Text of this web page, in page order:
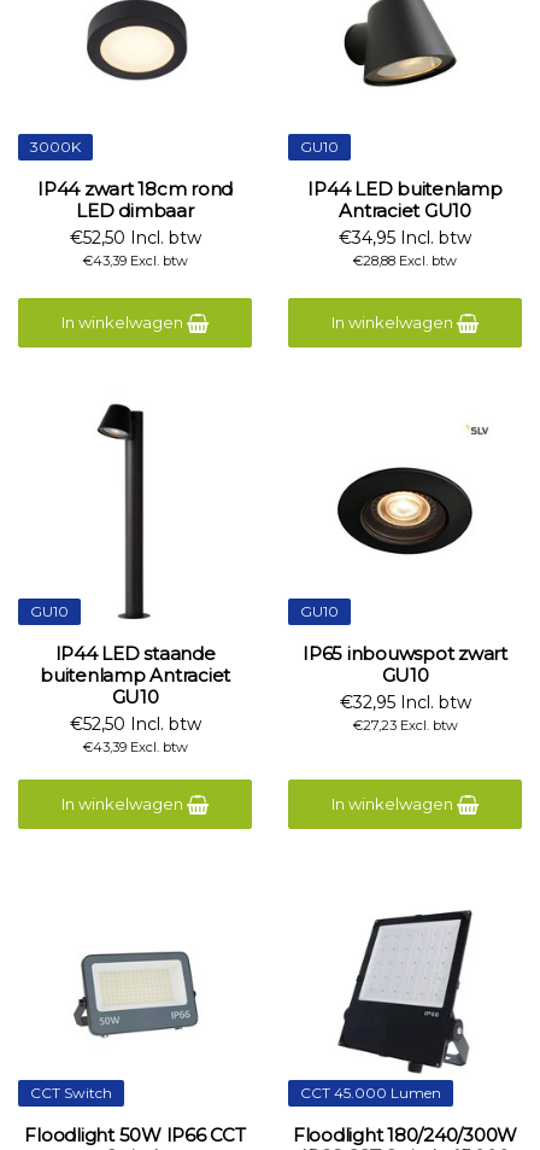
3000K
IP44 zwart 18cm rond
LED dimbaar
€52,50 Incl. btw
€43,39 Excl. btw
In winkelwagen
GU10
IP44 LED buitenlamp
Antraciet GU10
€34,95 Incl. btw
€28,88 Excl. btw
In winkelwagen
GU10
IP44 LED staande
buitenlamp Antraciet
GU10
€52,50 Incl. btw
€43,39 Excl. btw
In winkelwagen
GU10
IP65 inbouwspot zwart
GU10
€32,95 Incl. btw
€27,23 Excl. btw
In winkelwagen
CCT Switch
Floodlight 50W IP66 CCT
CCT 45.000 Lumen
Floodlight 180/240/300W